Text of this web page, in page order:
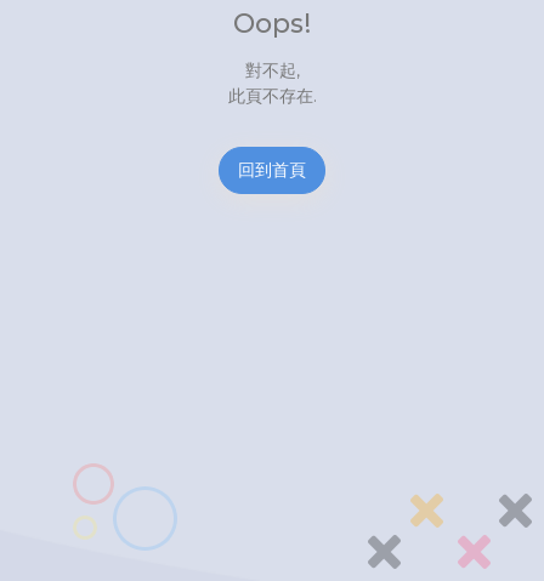
Oops!
對不起,
此頁不存在.
回到首頁